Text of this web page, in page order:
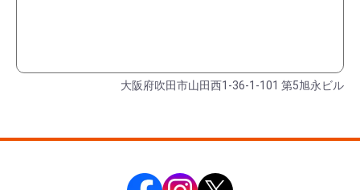
大阪府吹田市山田西1-36-1-101 第5旭永ビル